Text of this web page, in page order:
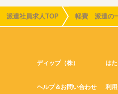
派遣社員求人TOP 軽費 派遣の
ディップ（株） は
ヘルプ＆お問い合わせ 利